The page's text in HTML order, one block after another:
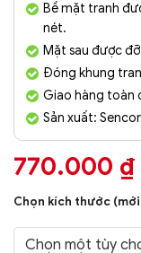
Bề mặt tranh
nét.
Mặt sau được
Đóng khung
Giao hàng toàn
Sản xuất:
770.000 ₫
Chọn kích thước